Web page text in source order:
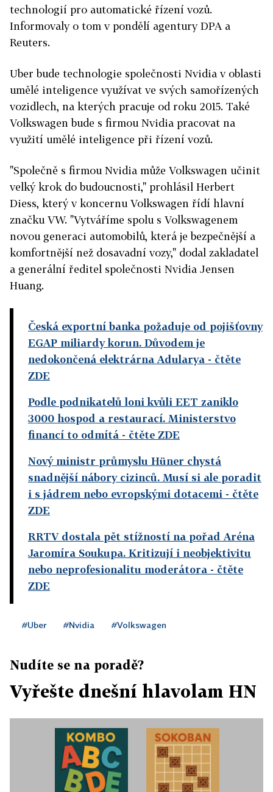
technologií pro automatické řízení vozů.
Informovaly o tom v pondělí agentury DPA a
Reuters.
Uber bude technologie společnosti Nvidia v oblasti
umělé inteligence využívat ve svých samořízených
vozidlech, na kterých pracuje od roku 2015. Také
Volkswagen bude s firmou Nvidia pracovat na
využití umělé inteligence při řízení vozů.
"Společně s firmou Nvidia může Volkswagen učinit
velký krok do budoucnosti," prohlásil Herbert
Diess, který v koncernu Volkswagen řídí hlavní
značku VW. "Vytváříme spolu s Volkswagenem
novou generaci automobilů, která je bezpečnější a
komfortnější než dosavadní vozy," dodal zakladatel
a generální ředitel společnosti Nvidia Jensen
Huang.
Česká exportní banka požaduje od pojišťovny
EGAP miliardy korun. Důvodem je
nedokončená elektrárna Adularya - čtěte
ZDE
Podle podnikatelů loni kvůli EET zaniklo
3000 hospod a restaurací. Ministerstvo
financí to odmítá - čtěte ZDE
Nový ministr průmyslu Hüner chystá
snadnější nábory cizinců. Musí si ale poradit
i s jádrem nebo evropskými dotacemi - čtěte
ZDE
RRTV dostala pět stížností na pořad Aréna
Jaromíra Soukupa. Kritizují i neobjektivitu
nebo neprofesionalitu moderátora - čtěte
ZDE
#Uber #Nvidia #Volkswagen
Nudíte se na poradě?
Vyřešte dnešní hlavolam HN